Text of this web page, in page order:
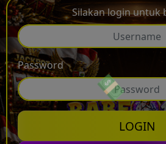
Silakan login untuk
Password
LOGIN